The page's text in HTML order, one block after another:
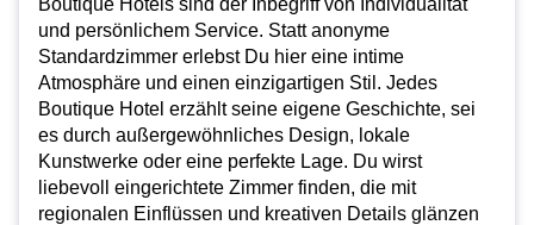
Luxuriöse
Boutique
Hotels für
deinen
einzigartigen
Aufenthalt
Boutique Hotels sind der Inbegriff von Individualität
und persönlichem Service. Statt anonyme
Standardzimmer erlebst Du hier eine intime
Atmosphäre und einen einzigartigen Stil . Jedes
Boutique Hotel erzählt seine eigene Geschichte, sei
es durch außergewöhnliches Design, lokale
Kunstwerke oder eine perfekte Lage. Du wirst
liebevoll eingerichtete Zimmer finden, die mit
regionalen Einflüssen und kreativen Details glänzen